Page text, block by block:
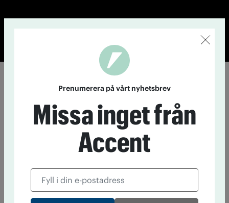
Prenumerera på vårt nyhetsbrev
Missa inget från
Accent